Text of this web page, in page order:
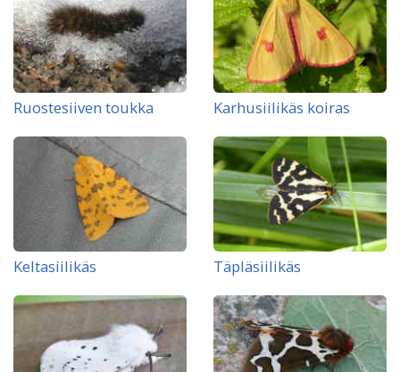
Ruostesiiven toukka Karhusiilikäs koiras
Keltasiilikäs Täpläsiilikäs